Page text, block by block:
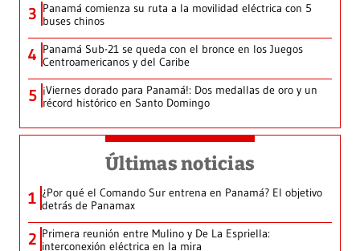
3 Panamá comienza su ruta a la movilidad eléctrica con 5
buses chinos
4 Panamá Sub-21 se queda con el bronce en los Juegos
Centroamericanos y del Caribe
5 ¡Viernes dorado para Panamá!: Dos medallas de oro y un
récord histórico en Santo Domingo
Últimas noticias
1 ¿Por qué el Comando Sur entrena en Panamá? El objetivo
detrás de Panamax
2 Primera reunión entre Mulino y De La Espriella:
interconexión eléctrica en la mira